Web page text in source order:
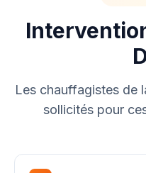
Les chauffagistes de
sollicités pour